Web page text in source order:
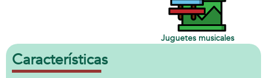
Juguetes musicales
Características